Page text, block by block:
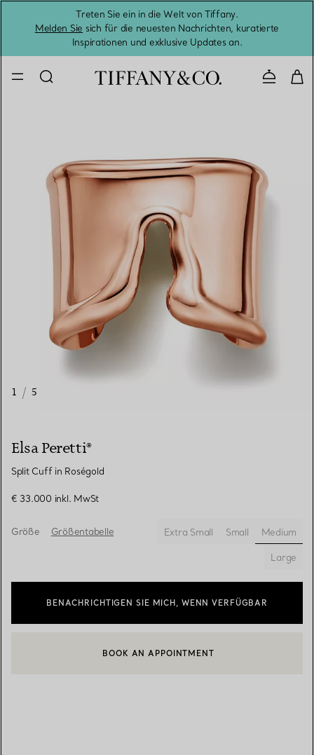
Treten Sie ein in die Welt von Tiffany.
Melden Sie sich für die neuesten Nachrichten, kuratierte
Inspirationen und exklusive Updates an.
1 / 5
Elsa Peretti®
Split Cuff in Roségold
€ 33.000 inkl. MwSt
Größe Größentabelle Extra Small Small
Medium
Large
BENACHRICHTIGEN SIE MICH, WENN VERFÜGBAR
EINEN KUNDENBERATER KONTAKTIEREN ODER EINEN
BOOK AN APPOINTMENT